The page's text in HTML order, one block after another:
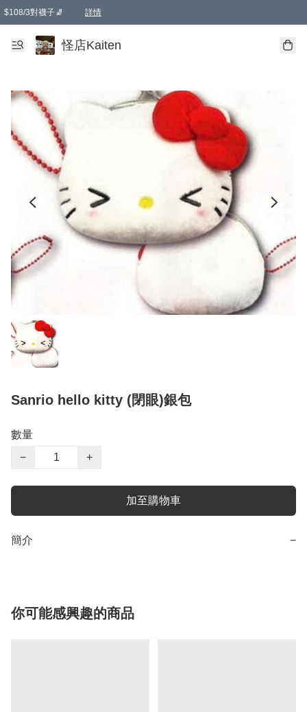
$108/3對襪子🧦 詳情
卡通傘☂️2把8折
購物滿 HKD 650.00即享免運費優惠！（適用於 本地送貨、本地取貨 )
怪店Kaiten
Sanrio hello kitty (閉眼)銀包
數量
−
+
加至購物車
簡介 −
你可能感興趣的商品